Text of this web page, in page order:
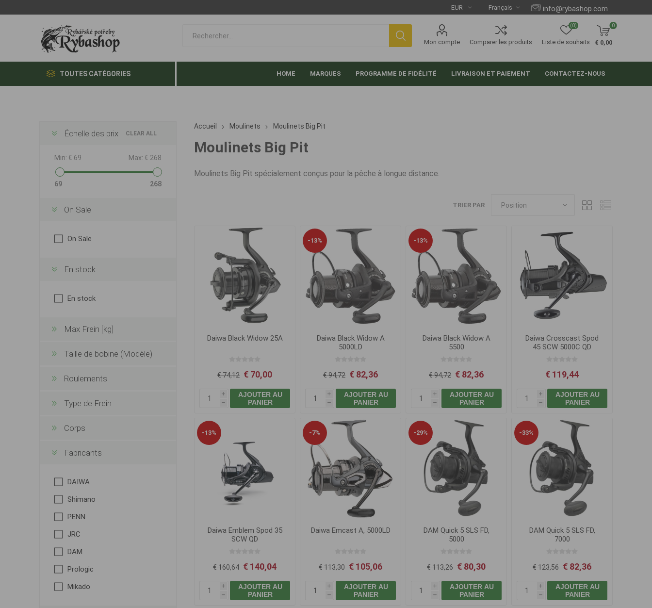
info@rybashop.com
Mon compte Comparer les produits Liste de souhaits
(0) 0
€ 0,00
TOUTES CATÉGORIES HOME MARQUES PROGRAMME DE FIDÉLITÉ LIVRAISON ET PAIEMENT CONTACTEZ-NOUS
Accueil Moulinets Moulinets Big Pit
Moulinets Big Pit
Moulinets Big Pit spécialement conçus pour la pêche à longue distance.
TRIER PAR
Daiwa Black Widow 25A
€ 74,12 € 70,00
i
h
AJOUTER AU
PANIER
-13%
Daiwa Black Widow A
5000LD
€ 94,72 € 82,36
i
h
AJOUTER AU
PANIER
-13%
Daiwa Black Widow A
5500
€ 94,72 € 82,36
i
h
AJOUTER AU
PANIER
Daiwa Crosscast Spod
45 SCW 5000C QD
€ 119,44
i
h
AJOUTER AU
PANIER
-13%
Daiwa Emblem Spod 35
SCW QD
€ 160,64 € 140,04
i
h
AJOUTER AU
PANIER
-7%
Daiwa Emcast A, 5000LD
€ 113,30 € 105,06
i
h
AJOUTER AU
PANIER
-29%
DAM Quick 5 SLS FD,
5000
€ 113,26 € 80,30
i
h
AJOUTER AU
PANIER
-33%
DAM Quick 5 SLS FD,
7000
€ 123,56 € 82,36
i
h
AJOUTER AU
PANIER
CLEAR ALL
Échelle des prix
Min: € 69 Max: € 268
69 268
On Sale
On Sale
En stock
En stock
Max Frein [kg]
Taille de bobine (Modèle)
Roulements
Type de Frein
Corps
Fabricants
DAIWA
Shimano
PENN
JRC
DAM
Prologic
Mikado